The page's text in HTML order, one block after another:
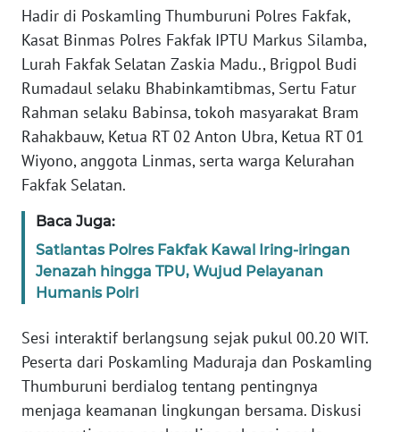
Hadir di Poskamling Thumburuni Polres Fakfak,
Kasat Binmas Polres Fakfak IPTU Markus Silamba,
Lurah Fakfak Selatan Zaskia Madu., Brigpol Budi
Rumadaul selaku Bhabinkamtibmas, Sertu Fatur
Rahman selaku Babinsa, tokoh masyarakat Bram
Rahakbauw, Ketua RT 02 Anton Ubra, Ketua RT 01
Wiyono, anggota Linmas, serta warga Kelurahan
Fakfak Selatan.
Baca Juga:
Satlantas Polres Fakfak Kawal Iring-iringan
Jenazah hingga TPU, Wujud Pelayanan
Humanis Polri
Sesi interaktif berlangsung sejak pukul 00.20 WIT.
Peserta dari Poskamling Maduraja dan Poskamling
Thumburuni berdialog tentang pentingnya
menjaga keamanan lingkungan bersama. Diskusi
WN
SERAMBI
WN
JAMBI
WN
SULTRA
WN
NTB
SULBAR